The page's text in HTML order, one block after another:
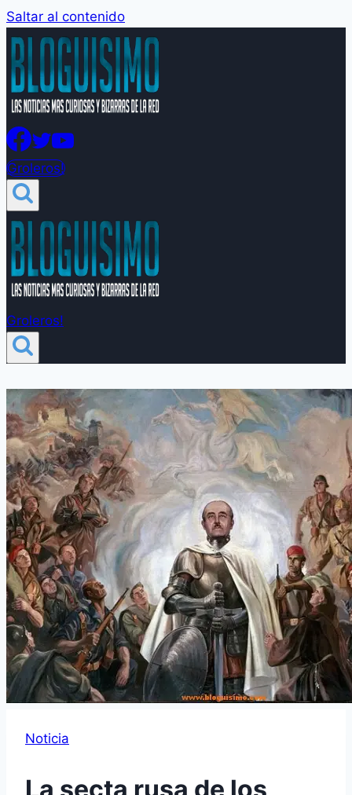
Saltar al contenido
Groleros!
Groleros!
Noticia
La secta rusa de los